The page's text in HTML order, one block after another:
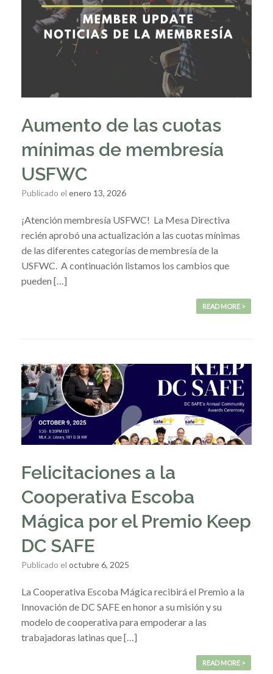
Aumento de las cuotas
mínimas de membresía
USFWC
Publicado el enero 13, 2026
¡Atención membresía USFWC! La Mesa Directiva
recién aprobó una actualización a las cuotas mínimas
de las diferentes categorías de membresía de la
USFWC. A continuación listamos los cambios que
pueden […]
READ MORE >
Felicitaciones a la
Cooperativa Escoba
Mágica por el Premio Keep
DC SAFE
Publicado el octubre 6, 2025
La Cooperativa Escoba Mágica recibirá el Premio a la
Innovación de DC SAFE en honor a su misión y su
modelo de cooperativa para empoderar a las
trabajadoras latinas que […]
READ MORE >